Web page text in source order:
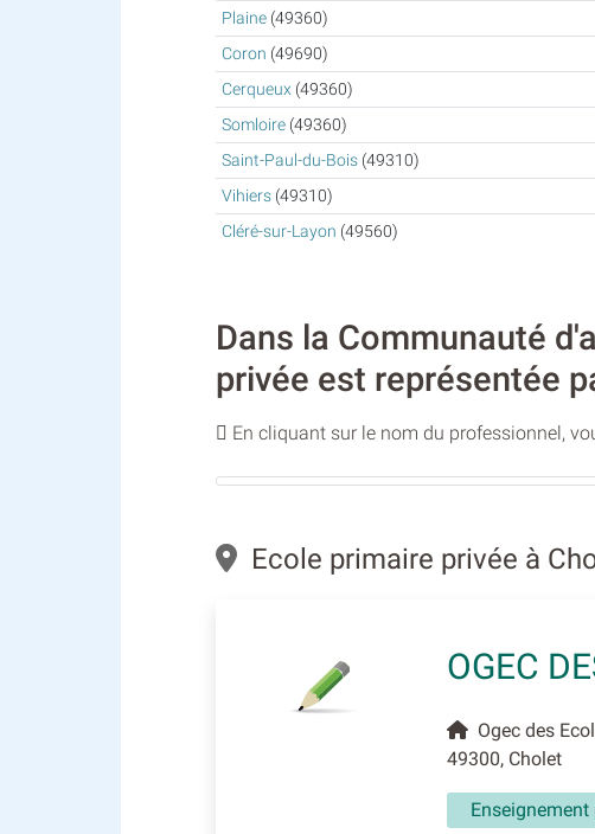
Plaine(49360)
Coron (49690)
Cerqueux(49360)
Somloire(49360)
Saint-Paul-du-Bois(49310)
Vihiers(49310)
Cléré-sur-Layon (49560)
Dans la Communauté
privée est représentée
En cliquant sur le nom du professionnel,
Ecole primaire privée à
OGEC
Ogec des
49300, Cholet